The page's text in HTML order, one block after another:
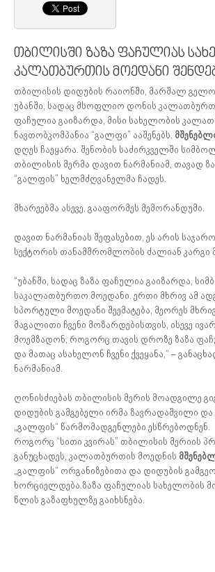
თბილისში ზაზა ფაჩულიას
კალათბურთის მოედანი
თბილისის დიდუბის რაიონში, მარშალ
უბანში, სადაც მსოფლიო დონის
ფაჩულია გაიზარდა, მისი სახელობის
ნავთობკომპანია “გალფი” ააშენებს.
დღეს ჩაეყარა. შენობის საძირკველში
თბილისის მერმა დავით ნარმანიამ, თავად
“გალფის” ხელმძღვანელმა ჩადეს.
მხარეებმა ასევე, გააფორმეს მემორანდუმი.
დავით ნარმანიას შეფასებით, ეს არის
სექტორის თანამშრომლობის ძალიან კარგი
“უბანში, სადაც ზაზა ფაჩულია გაიზარდა,
საკალათბურთო მოედანი. ერთი მხრივ ამ
სპორტული მოედანი შეემატება, მეორეს მხრივ
მაგალითი ჩვენი მოზარდებისთვის, ისევე
მოემზადონ, როგორც თავის დროზე ზაზა
და მათაც ასახელონ ჩვენი ქვეყანა,“ –
ნარმანიამ.
​ღონისძიებას თბილისის მერის მოადგილე
დიდუბის გამგებელი ირმა ზავრადაშვილი და
„გალფის“ წარმომადგენლები ესწრებოდნენ.
როგორც “სითი კვირას” თბილისის მერიის
განუცხადეს, კალათბურთის მოედნის
„გალფის“ ორგანიზებითა და დიდუბის
ხორციელდება.​ზაზა ფაჩულიას სახელობის
წლის გაზაფხულზე გაიხსნება.